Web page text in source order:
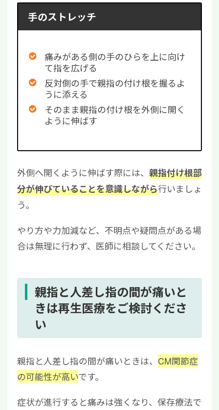
手のストレッチ
痛みがある側の手のひらを上に向け
て指を広げる
反対側の手で親指の付け根を握るよ
うに添える
そのまま親指の付け根を外側に開く
ように伸ばす
外側へ開くように伸ばす際には、 親指付け根部
分が伸びていることを意識しながら行いましょ
う。
やり方や力加減など、不明点や疑問点がある場
合は無理に行わず、医師に相談してください。
親指と人差し指の間が痛いと
きは再生医療をご検討くださ
い
親指と人差し指の間が痛いときは、 CM関節症
の可能性が高いです。
症状が進行すると痛みは強くなり、保存療法で